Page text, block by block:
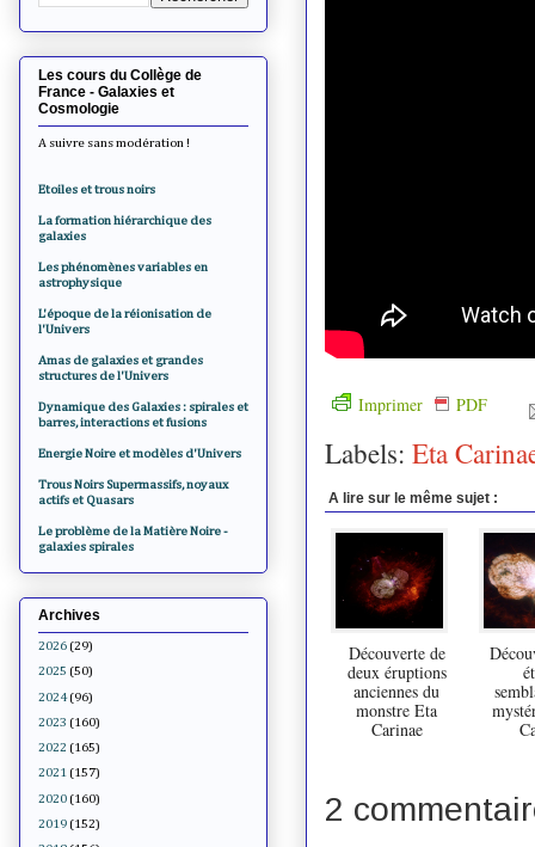
Imprimer PDF
Labels: Eta
A lire sur le même sujet :
Découverte de
deux éruptions
anciennes du
monstre Eta
Carinae
2
Les cours du Collège de
France - Galaxies et
Cosmologie
A suivre sans modération !
Etoiles et trous noirs
La formation hiérarchique des
galaxies
Les phénomènes variables en
astrophysique
L'époque de la réionisation de
l'Univers
Amas de galaxies et grandes
structures de l'Univers
Dynamique des Galaxies : spirales et
barres, interactions et fusions
Energie Noire et modèles d'Univers
Trous Noirs Supermassifs, noyaux
actifs et Quasars
Le problème de la Matière Noire -
galaxies spirales
Archives
2026 (29)
2025 (50)
2024 (96)
2023 (160)
2022 (165)
2021 (157)
2020 (160)
2019 (152)